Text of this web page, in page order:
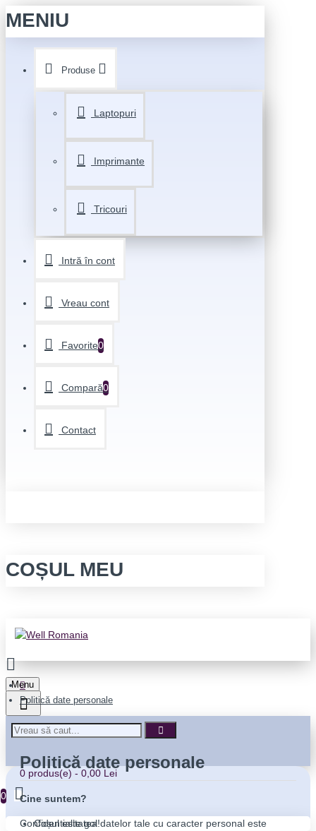
MENIU
Produse
Laptopuri
Imprimante
Tricouri
Intră în cont
Vreau cont
Favorite0
Compară0
Contact
COȘUL MEU
Menu
0 produs(e) - 0,00 Lei
0
Coșul este gol!
Politică date personale
Politică date personale
Cine suntem?
Confidentialitatea datelor tale cu caracter personal este